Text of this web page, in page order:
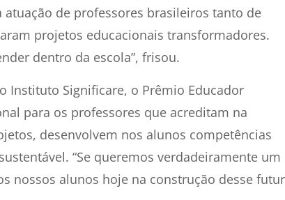
de professores brasileiros tanto de
projetos educacionais transformadores.
dentro da escola”, frisou.
Instituto Significare, o Prêmio Educador
para os professores que acreditam na
desenvolvem nos alunos competências
“Se queremos verdadeiramente um
nossos alunos hoje na construção desse